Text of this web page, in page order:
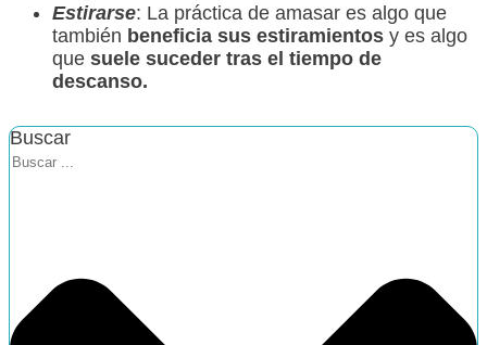
Estirarse: La práctica de amasar es algo que
también beneficia sus estiramientos y es algo
que suele suceder tras el tiempo de
descanso.
Buscar